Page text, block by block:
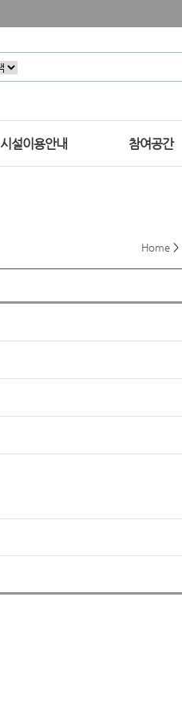
시설이용안내 참여공간
Home >